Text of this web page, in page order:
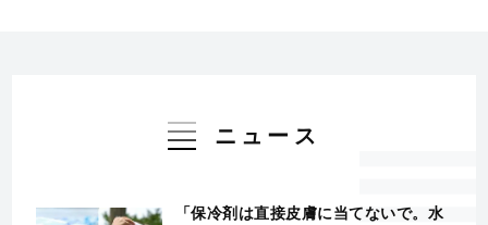
ニュース
「保冷剤は直接皮膚に当てないで。水